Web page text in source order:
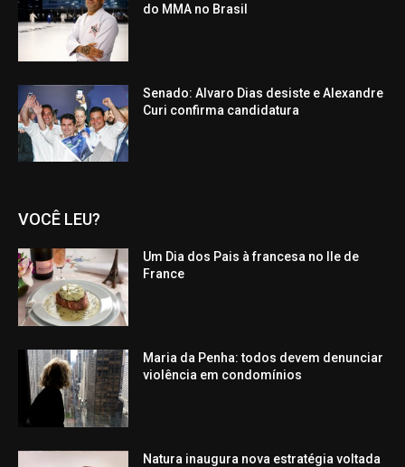
do MMA no Brasil
Senado: Alvaro Dias desiste e Alexandre
Curi confirma candidatura
VOCÊ LEU?
Um Dia dos Pais à francesa no Ile de
France
Maria da Penha: todos devem denunciar
violência em condomínios
Natura inaugura nova estratégia voltada